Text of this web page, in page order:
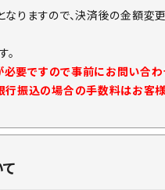
なりますので、決済後の金額変
要ですので事前にお問い合わ
行振込の場合の手数料はお客